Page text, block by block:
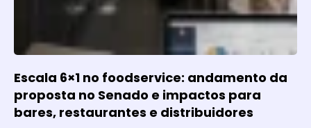
Escala 6×1 no foodservice: andamento da
proposta no Senado e impactos para
bares, restaurantes e distribuidores